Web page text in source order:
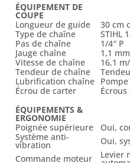
ÉQUIPEMENT DE
COUPE
Longueur de guide
30 cm
Type de chaîne
STIHL
Pas de chaîne
1/4″ P
Jauge chaîne
1,1 mm
Vitesse de chaîne
16,1
Tendeur de chaîne
Lubrification chaîne
Écrou de carter
ÉQUIPEMENTS &
ERGONOMIE
Poignée supérieure
Oui,
Système anti-
vibration
Oui,
Commande moteur
Levier